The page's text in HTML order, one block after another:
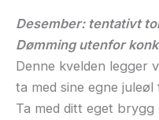
Desember: tentativt
Dømming utenfor
Denne kvelden legger
ta med sine egne
Ta med ditt eget